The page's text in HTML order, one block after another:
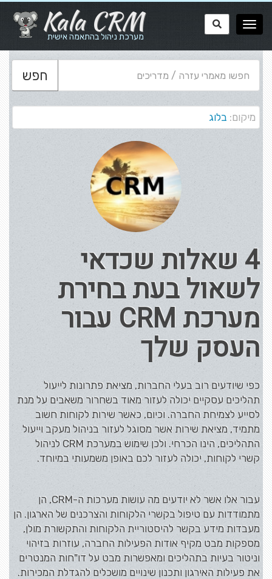
Kala CRM
מערכת ניהול בהתאמה אישית
חפש
מיקום: בלוג
4 שאלות שכדאי
לשאול בעת בחירת
מערכת CRM עבור
העסק שלך
כפי שיודעים רוב בעלי החברות, מציאת פתרונות לייעול
תהליכים עסקיים יכולה לעזור מאוד בשחרור משאבים על מנת
לסייע לצמיחת החברה. וכיום, כאשר שירות לקוחות חשוב
מתמיד, מציאת שירות אשר מסוגל לעזור בניהול מעקב וייעול
התהליכים, הינו הכרחי. ולכן שימוש במערכת CRM לניהול
קשרי לקוחות, יכולה לעזור לכם באופן משמעותי במיוחד.
עבור אלו אשר לא יודעים מה עושות מערכות ה-CRM, הן
מתמודדות עם טיפול בקשרי הלקוחות והצרכנים של הארגון. הן
מעבדות מידע בקשר להיסטוריית הלקוחות והתקשורת מולן,
מספקות מבט מקיף אודות הפעילות החברה, עוזרות בזיהוי
וניטור בעיות בתהליכים ומאפשרות מבט על דו"חות המנטרים
את פעילות האירגון ותכנון שינויים מושכלים להגדלת המכירות.